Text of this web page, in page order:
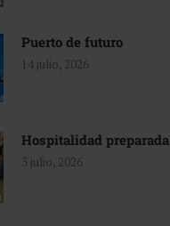
Puerto de futuro
14 julio, 2026
Hospitalidad preparada
3 julio, 2026